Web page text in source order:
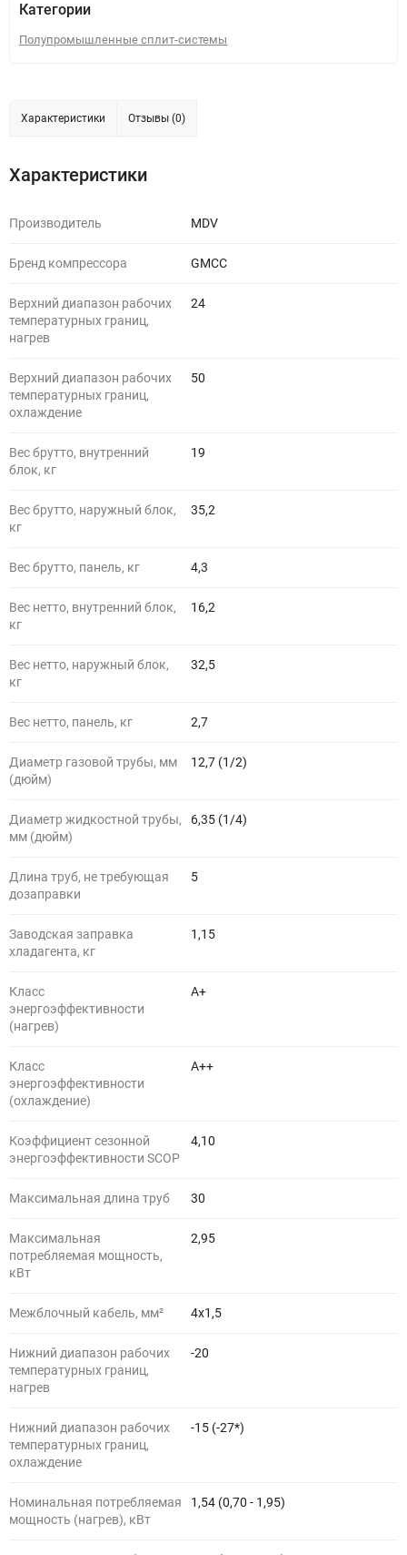
Категории
Полупромышленные сплит-системы
Характеристики Отзывы (0)
Характеристики
Производитель MDV
Бренд компрессора GMCC
Верхний диапазон рабочих
температурных границ,
нагрев
24
Верхний диапазон рабочих
температурных границ,
охлаждение
50
Вес брутто, внутренний
блок, кг
19
Вес брутто, наружный блок,
кг
35,2
Вес брутто, панель, кг 4,3
Вес нетто, внутренний блок,
кг
16,2
Вес нетто, наружный блок,
кг
32,5
Вес нетто, панель, кг 2,7
Диаметр газовой трубы, мм
(дюйм)
12,7 (1/2)
Диаметр жидкостной трубы,
мм (дюйм)
6,35 (1/4)
Длина труб, не требующая
дозаправки
5
Заводская заправка
хладагента, кг
1,15
Класс
энергоэффективности
(нагрев)
A+
Класс
энергоэффективности
(охлаждение)
A++
Коэффициент сезонной
энергоэффективности SCOP
4,10
Максимальная длина труб 30
Максимальная
потребляемая мощность,
кВт
2,95
Межблочный кабель, мм² 4х1,5
Нижний диапазон рабочих
температурных границ,
нагрев
-20
Нижний диапазон рабочих
температурных границ,
охлаждение
-15 (-27*)
Номинальная потребляемая
мощность (нагрев), кВт
1,54 (0,70 - 1,95)